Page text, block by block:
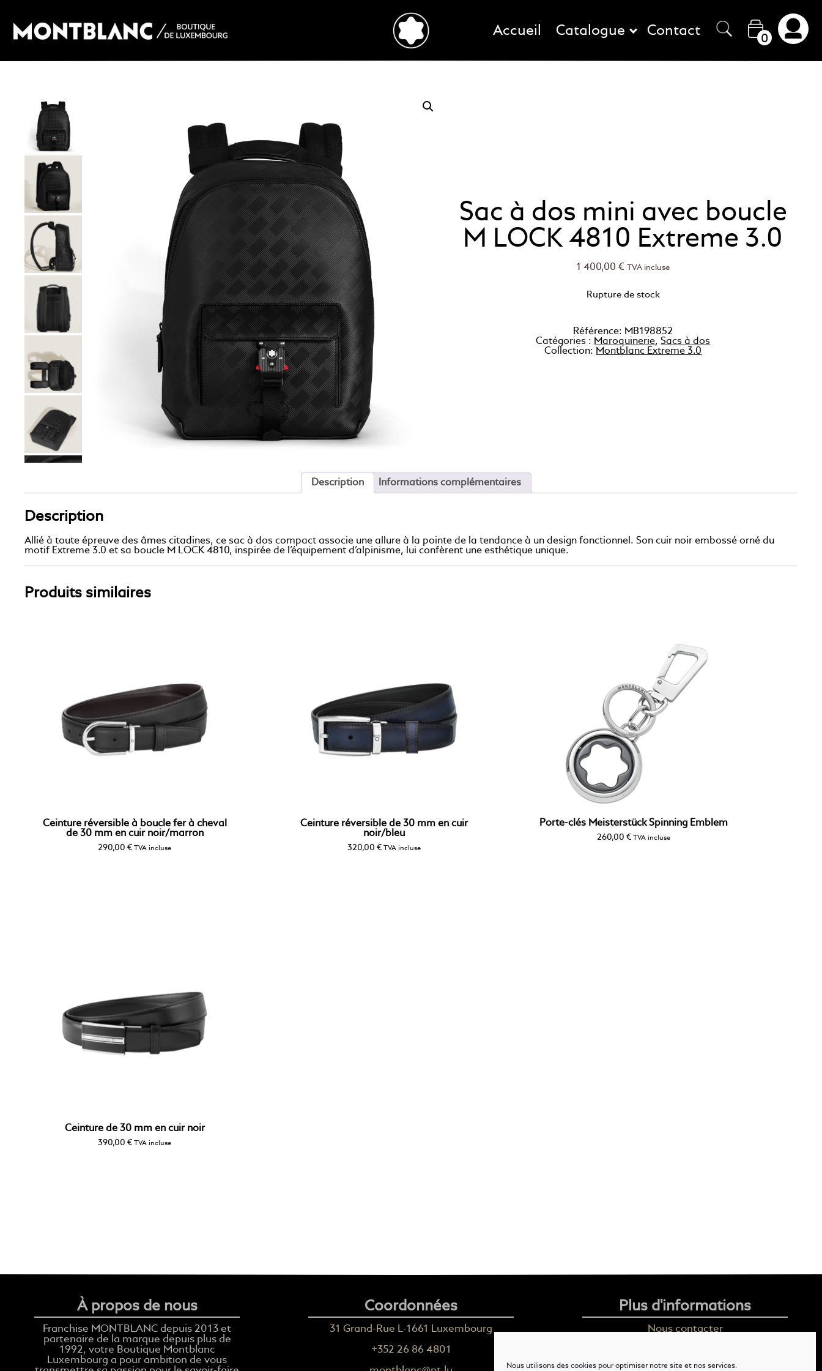
Nous utilisons des cookies pour optimiser notre site et nos services.
Accueil Catalogue Contact
0
Sac à dos mini avec boucle
M LOCK 4810 Extreme 3.0
1 400,00€ TVA incluse
Rupture de stock
Référence: MB198852
Catégories : Maroquinerie,Sacs à dos
Collection: Montblanc Extreme 3.0
Description Informations complémentaires
Description
Allié à toute épreuve des âmes citadines, ce sac à dos compact associe une allure à la pointe de la tendance à un design fonctionnel. Son cuir noir embossé orné du
motif Extreme 3.0 et sa boucle M LOCK 4810, inspirée de l’équipement d’alpinisme, lui confèrent une esthétique unique.
Produits similaires
Ceinture réversible à boucle fer à cheval
de 30 mm en cuir noir/marron
290,00 € TVA incluse
Ceinture réversible de 30 mm en cuir
noir/bleu
320,00€ TVA incluse
Porte-clés Meisterstück Spinning Emblem
260,00€ TVA incluse
Ceinture de 30 mm en cuir noir
390,00 € TVA incluse
À propos de nous
Franchise MONTBLANC depuis 2013 et
partenaire de la marque depuis plus de
1992, votre Boutique Montblanc
Luxembourg a pour ambition de vous
Coordonnées
31 Grand-Rue L-1661 Luxembourg
+352 26 86 4801
Plus d'informations
Nous contacter